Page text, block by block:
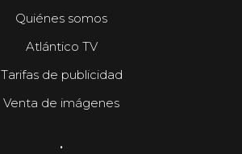
Quiénes somos
Atlántico TV
Tarifas de publicidad
Venta de imágenes
.